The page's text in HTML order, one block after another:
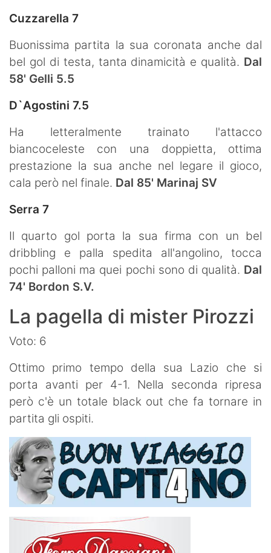
Cuzzarella 7
Buonissima partita la sua coronata anche dal
bel gol di testa, tanta dinamicità e qualità. Dal
58' Gelli 5.5
D`Agostini 7.5
Ha letteralmente trainato l'attacco
biancoceleste con una doppietta, ottima
prestazione la sua anche nel legare il gioco,
cala però nel finale. Dal 85' Marinaj SV
Serra 7
Il quarto gol porta la sua firma con un bel
dribbling e palla spedita all'angolino, tocca
pochi palloni ma quei pochi sono di qualità. Dal
74' Bordon S.V.
La pagella di mister Pirozzi
Voto: 6
Ottimo primo tempo della sua Lazio che si
porta avanti per 4-1. Nella seconda ripresa
però c'è un totale black out che fa tornare in
partita gli ospiti.